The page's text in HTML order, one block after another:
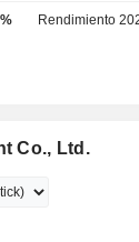
Rendimiento
Co., Ltd.